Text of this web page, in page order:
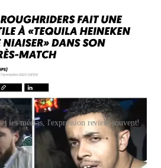
les médias, l'expression revient souvent!
virale en 2012,Le Journal de
article.